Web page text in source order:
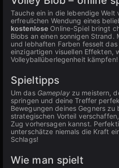
Tauche ein in die lebendige Welt
erfreulichen Wendung eines
kostenlose Online-Spiel bringt
Blobs an einen sonnigen Strand.
und lebhaften Farben fesselt das
einzigartigen visuellen Effekten,
Volleyballüberlegenheit kämpfen!
Spieltipps
Um das Gameplayzu meistern,
springen und deine Treffer
Bewegungen deines Gegners
strategischen Vorteil
Zug vorhersagen kannst.
unterschätze niemals die Kraft
Schlags!
Wie man spielt